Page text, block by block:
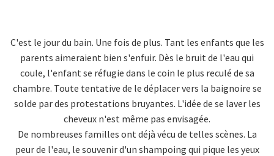
C'est le jour du bain. Une fois de plus. Tant les enfants que les
parents aimeraient bien s'enfuir. Dès le bruit de l'eau qui
coule, l'enfant se réfugie dans le coin le plus reculé de sa
chambre. Toute tentative de le déplacer vers la baignoire se
solde par des protestations bruyantes. L'idée de se laver les
cheveux n'est même pas envisagée.
De nombreuses familles ont déjà vécu de telles scènes. La
peur de l'eau, le souvenir d'un shampoing qui pique les yeux